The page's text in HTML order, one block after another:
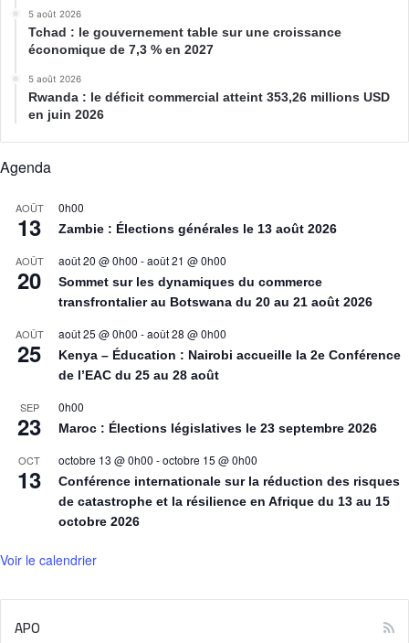
5 août 2026
Tchad : le gouvernement table sur une croissance
économique de 7,3 % en 2027
5 août 2026
Rwanda : le déficit commercial atteint 353,26 millions USD
en juin 2026
Agenda
AOÛT
13
0h00
Zambie : Élections générales le 13 août 2026
AOÛT
20
août 20 @ 0h00 -août 21 @ 0h00
Sommet sur les dynamiques du commerce
transfrontalier au Botswana du 20 au 21 août 2026
AOÛT
25
août 25 @ 0h00 -août 28 @ 0h00
Kenya – Éducation : Nairobi accueille la 2e Conférence
de l’EAC du 25 au 28 août
SEP
23
0h00
Maroc : Élections législatives le 23 septembre 2026
OCT
13
octobre 13 @ 0h00 -octobre 15 @ 0h00
Conférence internationale sur la réduction des risques
de catastrophe et la résilience en Afrique du 13 au 15
octobre 2026
Voir le calendrier
APO